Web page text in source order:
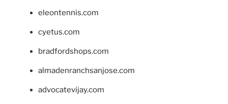
eleontennis.com
cyetus.com
bradfordshops.com
almadenranchsanjose.com
advocatevijay.com